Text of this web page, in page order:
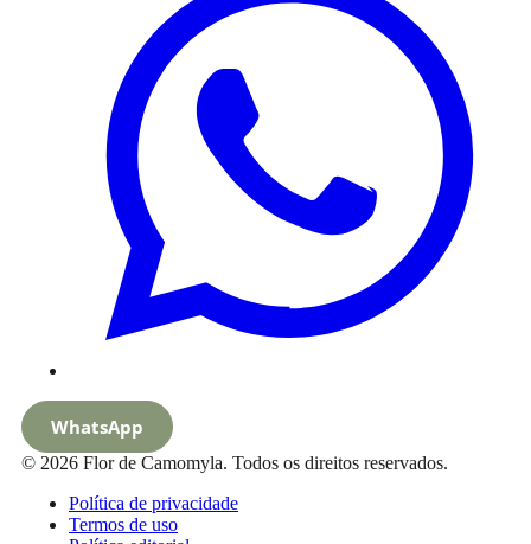
WhatsApp
© 2026 Flor de Camomyla. Todos os direitos reservados.
Política de privacidade
Termos de uso